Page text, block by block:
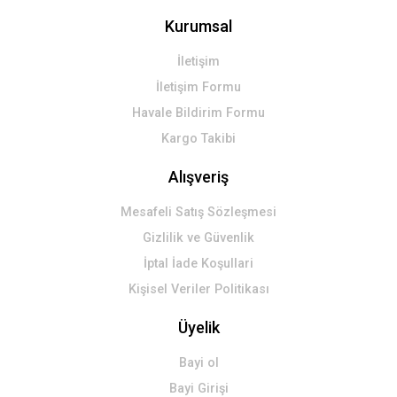
Kurumsal
İletişim
İletişim Formu
Havale Bildirim Formu
Kargo Takibi
Alışveriş
Mesafeli Satış Sözleşmesi
Gizlilik ve Güvenlik
İptal İade Koşullari
Kişisel Veriler Politikası
Üyelik
Bayi ol
Bayi Girişi